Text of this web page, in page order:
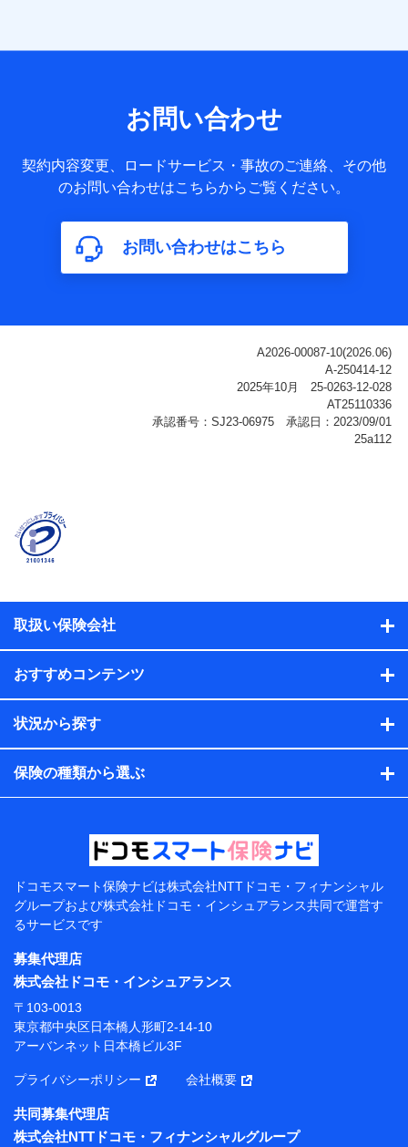
サービス提供等を通じて取得した、以下の情報などの個人デ
基本情報
氏名、電話番号、メールアドレス、お客さまの識別子、
属性、連絡先、dポイントサービスのご利用に関する情
構成、住所、dポイント残高、dポイント利用履歴などが
含まれます。
利用情報
ご契約状態・ご利用履歴インターネット利用時の行動に
関する情報、アプリケーション利用時の行動に関する情
報、購入されたサービスや商品の名称・購入場所・決済
に関する情報、アンケートの回答に関する情報などが含
名、住所、生年月日、性別、保険契約者と被保険者の関
係、保険加入の目的、保険商品の内容、保険料、保険料
のお支払方法、車のメーカーや走行距離などの情報、建
ル内容や送信履歴の情報及び保険の更改案内等を提供し
保険契約情報
当社または株式会社NTTドコモ・フィナンシャルグルー
プが取得し、又は保有する保険契約に関する情報。例と
して、保険契約者及び被保険者の氏名、住所、生年月
日、性別、保険契約者と被保険者の関係、保険加入の目
的、保険商品の内容、保険料、保険料のお支払方法、車
のメーカーや走行距離などの情報、建物の構造や築年数
などの情報、ペットの種類や年齢などの情報などが含ま
提供当事者から受領当事者が個人データを取得する方法
電子的・電磁的方法等
【共同して利用する者の範囲】
当社
株式会社NTTドコモ・フィナンシャルグループ
【利用目的】
当社または株式会社NTTドコモ・フィナンシャルグルー
プが提供する保険関連サービスにおけるユーザー登録受
付および管理のため
当社または株式会社NTTドコモ・フィナンシャルグルー
携会社の保険その他に関する情報を提供するため、また
維持管理等の委託業務遂行のため、またそれらに付帯、
関連する当社または株式会社NTTドコモ・フィナンシャ
ルグループおよび提携会社のサービスを案内、提供する
お問い合わせ
契約内容変更、ロードサービス・事故のご連絡、その他
のお問い合わせはこちらからご覧ください。
お問い合わせはこちら
取扱い保険会社
おすすめコンテンツ
状況から探す
保険の種類から選ぶ
ドコモスマート保険ナビは株式会社NTTドコモ・フィナンシャル
グループおよび株式会社ドコモ・インシュアランス共同で運営す
るサービスです
募集代理店
株式会社ドコモ・インシュアランス
〒103-0013
東京都中央区日本橋人形町2-14-10
アーバンネット日本橋ビル3F
プライバシーポリシー 会社概要
共同募集代理店
株式会社NTTドコモ・フィナンシャルグループ